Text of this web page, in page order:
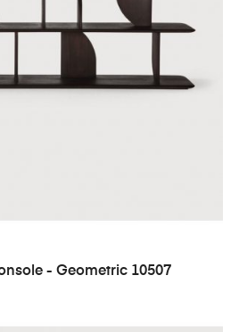
- Geometric 10507